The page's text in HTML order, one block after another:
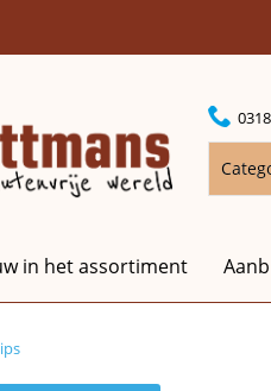
in het assortiment